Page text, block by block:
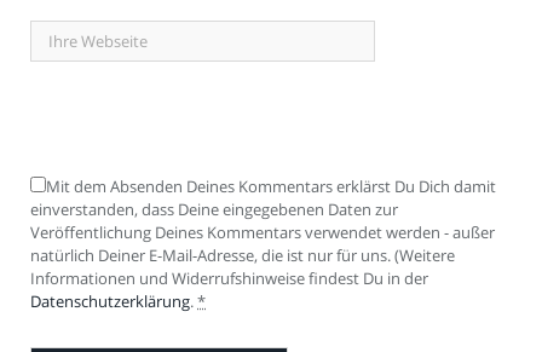
Mit dem Absenden Deines Kommentars erklärst Du Dich damit
einverstanden, dass Deine eingegebenen Daten zur
Veröffentlichung Deines Kommentars verwendet werden - außer
natürlich Deiner E-Mail-Adresse, die ist nur für uns. (Weitere
Informationen und Widerrufshinweise findest Du in der
Datenschutzerklärung.*